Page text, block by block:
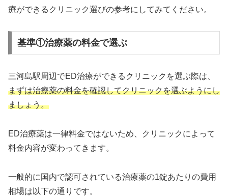
療ができるクリニック選びの参考にしてみてください。
基準①治療薬の料金で選ぶ
三河島駅周辺でED治療ができるクリニックを選ぶ際は、
まずは治療薬の料金を確認してクリニックを選ぶようにし
ましょう。
ED治療薬は一律料金ではないため、クリニックによって
料金内容が変わってきます。
一般的に国内で認可されている治療薬の1錠あたりの費用
相場は以下の通りです。